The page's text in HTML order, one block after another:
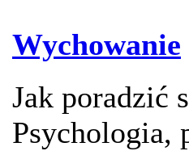
Wychowanie
Jak poradzić
Psychologia,